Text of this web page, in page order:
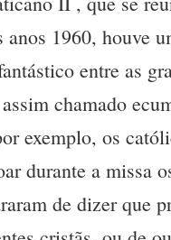
anos 1960, houve
entre as
chamado
exemplo, os
durante a missa
de dizer que